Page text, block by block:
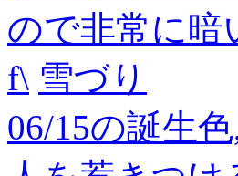
ので非常に暗
f\ 雪づり
06/15の誕生